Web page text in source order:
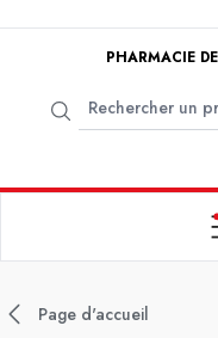
PHARMACIE
Page d'accueil